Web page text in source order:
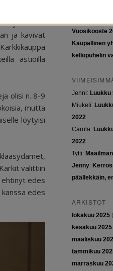
yhteensä
ja kävivät
astioilla
olisi n. 8-9
mutta
löytyisi
valittiin
ehtinyt edes
edes
Euroopan
Tyttöjen ja
Vuosikooste
Kaupallinen
kellopuhelin
Jenni: Luukku
Miukeli:
2022
Carola:
2022
Tytti:
Jenny:
päällekkäin,
ARKISTOT
lokakuu 2025
kesäkuu 2025
maaliskuu
tammikuu
marraskuu